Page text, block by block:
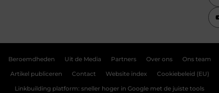
Beroemdheden Uit de Media Partners Over ons Ons team
Artikel publiceren Contact Website index Cookiebeleid (EU)
Linkbuilding platform: sneller hoger in Google met de juiste tools